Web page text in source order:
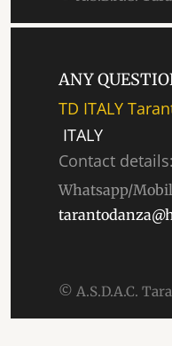
ANY
TD ITALY
ITALY
Contact details:
Whatsapp/
© A.S.D.A.C.